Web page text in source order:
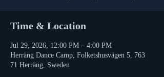
Time & Location
Jul 29, 2026, 12:00 PM – 4:00 PM
Herräng Dance Camp, Folketshusvägen 5, 763
71 Herräng, Sweden